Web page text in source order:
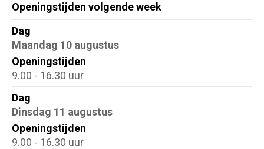
Openingstijden volgende week
Dag
Dag
Maandag 10 augustus
Openingstijden
9.00 - 16.30 uur
Dag
Dinsdag 11 augustus
Openingstijden
9.00 - 16.30 uur